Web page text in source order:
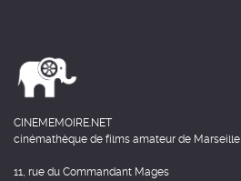
CINEMEMOIRE.NET
cinémathèque de films amateur de Marseille
11, rue du Commandant Mages